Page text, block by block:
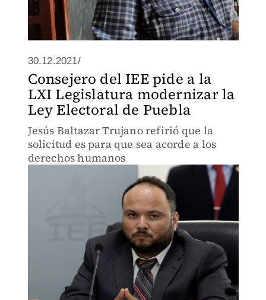
30.12.2021/
Consejero del IEE pide a la
LXI Legislatura modernizar la
Ley Electoral de Puebla
Jesús Baltazar Trujano refirió que la
solicitud es para que sea acorde a los
derechos humanos